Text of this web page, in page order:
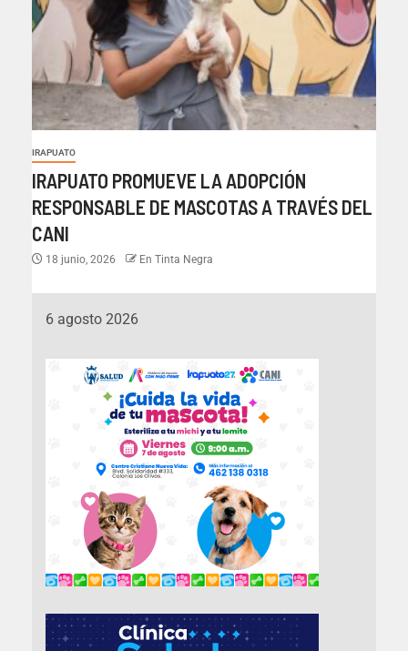
IRAPUATO
IRAPUATO PROMUEVE LA ADOPCIÓN
RESPONSABLE DE MASCOTAS A TRAVÉS DEL
CANI
18 junio, 2026 En Tinta Negra
6 agosto 2026